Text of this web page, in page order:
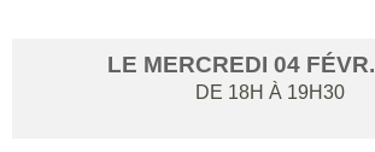
LE MERCREDI 04 FÉVR.
DE 18H À 19H30